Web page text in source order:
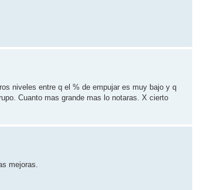
niveles entre q el % de empujar es muy bajo y q
Cuanto mas grande mas lo notaras. X cierto
mejoras.